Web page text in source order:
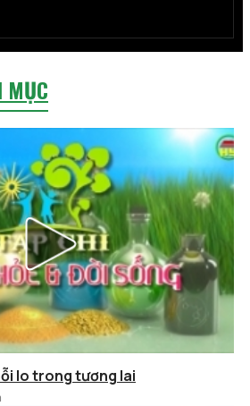
MỤC
lo trong tương lai